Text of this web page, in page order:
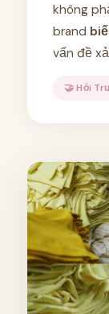
không
brand
vấn đề
🤝 Hỏi